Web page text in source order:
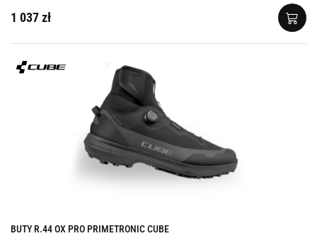
1 037 zł
BUTY R.44 OX PRO PRIMETRONIC CUBE